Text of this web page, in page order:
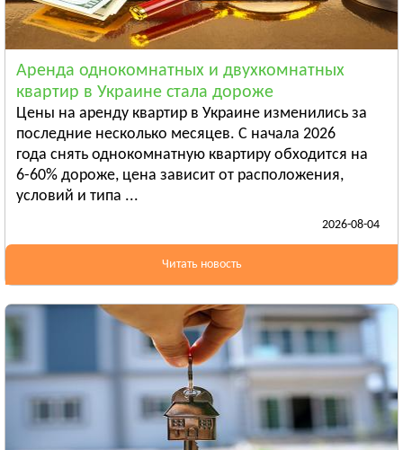
Бобринец
Гайворон
Смотреть всё
ЛУГАНСКАЯ ОБЛАСТЬ
Алчевск
Рубежное
Александровск
Смотреть всё
ЛЬВОВСКАЯ ОБЛАСТЬ
Стрый
НИКОЛАЕВСКАЯ ОБЛАСТЬ
Вознесенск
Новая Одесса
Смотреть всё
ОДЕССКАЯ ОБЛАСТЬ
Аренда однокомнатных и двухкомнатных
квартир в Украине стала дороже
Цены на аренду квартир в Украине изменились за
последние несколько месяцев. С начала 2026
года снять однокомнатную квартиру обходится на
6-60% дороже, цена зависит от расположения,
условий и типа ...
2026-08-04
Читать новость